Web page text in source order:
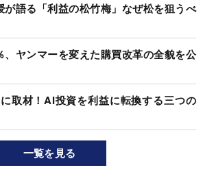
語る「利益の松竹梅」なぜ松を狙うべ
ヤンマーを変えた購買改革の全貌を公
取材！AI投資を利益に転換する三つの
一覧を見る